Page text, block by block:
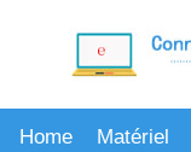
Home Matériel